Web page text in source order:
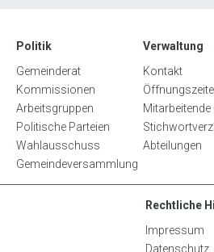
Politik
Gemeinderat
Kommissionen
Arbeitsgruppen
Politische Parteien
Wahlausschuss
Gemeindeversammlung
Verwaltung
Kontakt
Mitarbeitende
Abteilungen
Rechtliche
Impressum
Datenschutz